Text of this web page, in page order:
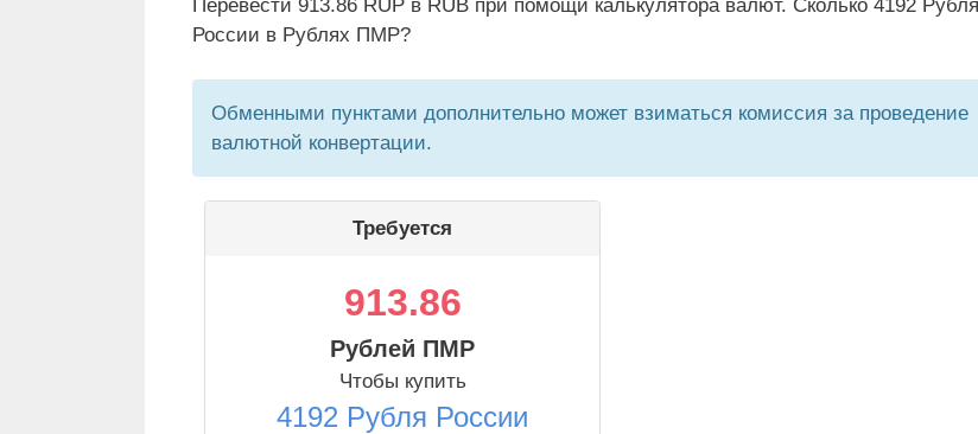
Перевести 913.86 RUP в RUB при помощи калькулятора валют. Сколько 4192 Рубля
России в Рублях ПМР?
Обменными пунктами дополнительно может взиматься комиссия за проведение
валютной конвертации.
Требуется
913.86
Рублей ПМР
Чтобы купить
4192 Рубля России